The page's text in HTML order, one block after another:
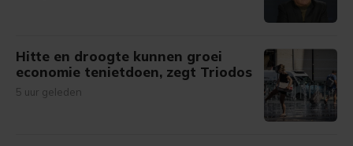
Hitte en droogte kunnen groei
economie tenietdoen, zegt Triodos
5 uur geleden